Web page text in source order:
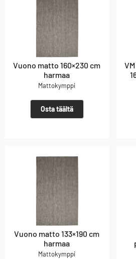
Vuono matto 160×230 cm
harmaa
Mattokymppi
Osta täältä
Vuono matto 133×190 cm
harmaa
Mattokymppi